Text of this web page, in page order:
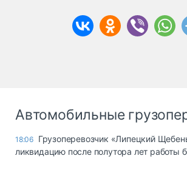
Автомобильные
18:06 Грузоперевозчик «Липецкий
ликвидацию после полутора лет работы